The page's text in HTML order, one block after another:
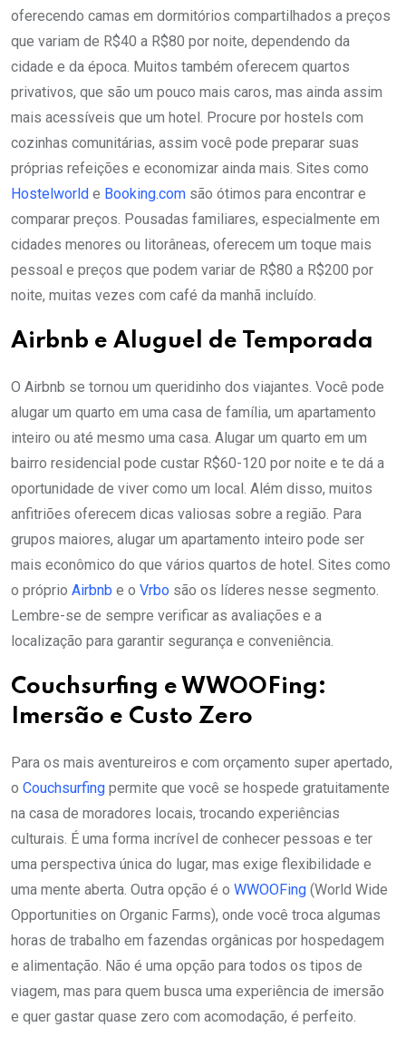
oferecendo camas em dormitórios compartilhados a preços
que variam de R$40 a R$80 por noite, dependendo da
cidade e da época. Muitos também oferecem quartos
privativos, que são um pouco mais caros, mas ainda assim
mais acessíveis que um hotel. Procure por hostels com
cozinhas comunitárias, assim você pode preparar suas
próprias refeições e economizar ainda mais. Sites como
Hostelworld e Booking.com são ótimos para encontrar e
comparar preços. Pousadas familiares, especialmente em
cidades menores ou litorâneas, oferecem um toque mais
pessoal e preços que podem variar de R$80 a R$200 por
noite, muitas vezes com café da manhã incluído.
Airbnb e Aluguel de Temporada
O Airbnb se tornou um queridinho dos viajantes. Você pode
alugar um quarto em uma casa de família, um apartamento
inteiro ou até mesmo uma casa. Alugar um quarto em um
bairro residencial pode custar R$60-120 por noite e te dá a
oportunidade de viver como um local. Além disso, muitos
anfitriões oferecem dicas valiosas sobre a região. Para
grupos maiores, alugar um apartamento inteiro pode ser
mais econômico do que vários quartos de hotel. Sites como
o próprio Airbnb e o Vrbo são os líderes nesse segmento.
Lembre-se de sempre verificar as avaliações e a
localização para garantir segurança e conveniência.
Couchsurfing e WWOOFing:
Imersão e Custo Zero
Para os mais aventureiros e com orçamento super apertado,
o Couchsurfing permite que você se hospede gratuitamente
na casa de moradores locais, trocando experiências
culturais. É uma forma incrível de conhecer pessoas e ter
uma perspectiva única do lugar, mas exige flexibilidade e
uma mente aberta. Outra opção é o WWOOFing (World Wide
Opportunities on Organic Farms), onde você troca algumas
horas de trabalho em fazendas orgânicas por hospedagem
e alimentação. Não é uma opção para todos os tipos de
viagem, mas para quem busca uma experiência de imersão
e quer gastar quase zero com acomodação, é perfeito.